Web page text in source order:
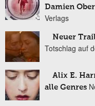
Damien Ober
Verlags
Neuer
Totschlag auf
Alix E.
alle Genres